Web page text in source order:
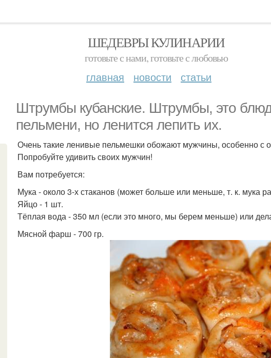
ШЕДЕВРЫ КУЛИНАРИИ
готовьте с нами, готовьте с любовью
главная новости статьи
Штрумбы кубанские. Штрумбы, это
пельмени, но ленится лепить их.
Очень такие ленивые пельмешки обожают мужчины, особенно с
Попробуйте удивить своих мужчин!
Вам потребуется:
Мука - около 3-х стаканов (может больше или меньше, т. к. мука
Яйцо - 1 шт.
Тёплая вода - 350 мл (если это много, мы берем меньше) или
Мясной фарш - 700 гр.